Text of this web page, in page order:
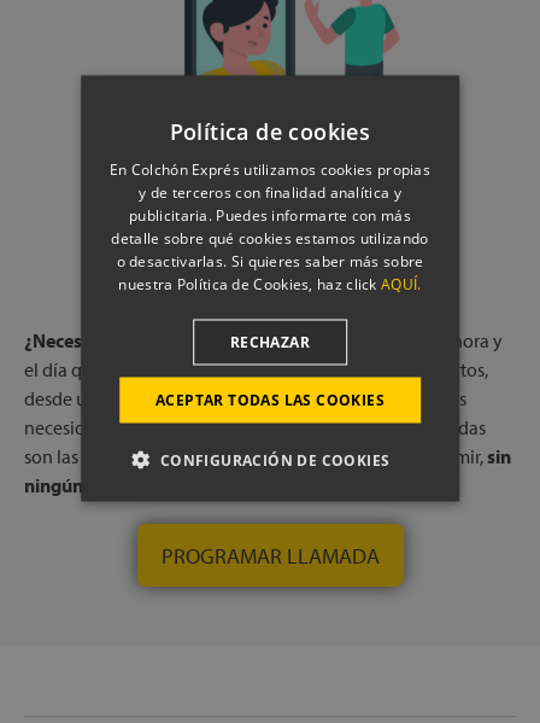
RESERVA UNA LLAMADA CON
NUESTROS EXPERTOS
¿Necesitas ayuda?
Reserva una llamada gratuita, a la hora y
el día que más te convenga, con uno de nuestros expertos,
desde una de nuestras tiendas físicas. Escucharemos tus
necesidades y te indicaremos qué colchones o almohadas
son las que mejor pueden adaptarse a tu forma de dormir,sin
ningún compromiso.
PROGRAMAR LLAMADA
Política de cookies
En Colchón Exprés utilizamos cookies propias
y de terceros con finalidad analítica y
publicitaria. Puedes informarte con más
detalle sobre qué cookies estamos utilizando
o desactivarlas. Si quieres saber más sobre
nuestra Política de Cookies, haz clickAQUÍ.
ACEPTAR TODAS LAS COOKIES
RECHAZAR
CONFIGURACIÓN DE COOKIES